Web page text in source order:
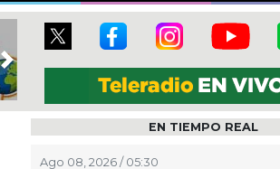
Next
EN TIEMPO REAL
Ago 08, 2026 / 05:30